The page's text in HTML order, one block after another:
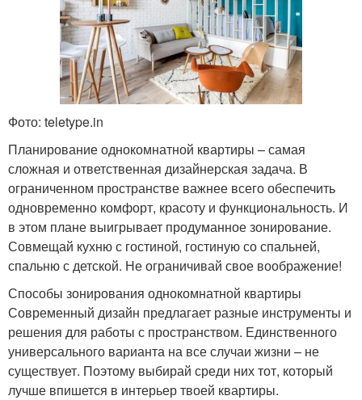
Фото: teletype.in
Планирование однокомнатной квартиры – самая
сложная и ответственная дизайнерская задача. В
ограниченном пространстве важнее всего обеспечить
одновременно комфорт, красоту и функциональность. И
в этом плане выигрывает продуманное зонирование.
Совмещай кухню с гостиной, гостиную со спальней,
спальню с детской. Не ограничивай свое воображение!
Способы зонирования однокомнатной квартиры
Современный дизайн предлагает разные инструменты и
решения для работы с пространством. Единственного
универсального варианта на все случаи жизни – не
существует. Поэтому выбирай среди них тот, который
лучше впишется в интерьер твоей квартиры.